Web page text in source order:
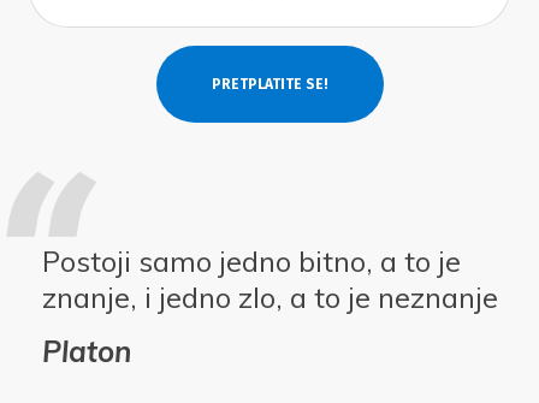
Postoji samo jedno bitno, a to je
znanje, i jedno zlo, a to je neznanje
Platon